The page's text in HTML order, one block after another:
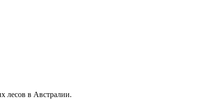
лесов в Австралии.